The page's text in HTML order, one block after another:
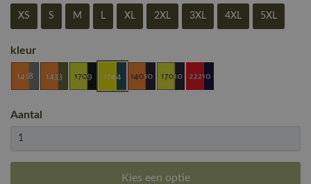
XS S M L XL 2XL 3XL 4XL 5XL
kleur
Aantal
Kies een optie